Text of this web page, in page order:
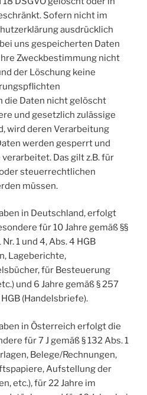
Sofern nicht im
ausdrücklich
uns gespeicherten Daten
Zweckbestimmung nicht
der Löschung keine
die Daten nicht gelöscht
und gesetzlich zulässige
wird deren Verarbeitung
werden gesperrt und
Das gilt z.B. für
steuerrechtlichen
müssen.
in Deutschland, erfolgt
für 10 Jahre gemäß §§
1 und 4, Abs. 4 HGB
Lageberichte,
für Besteuerung
und 6 Jahre gemäß § 257
HGB (Handelsbriefe).
in Österreich erfolgt die
für 7 J gemäß § 132 Abs. 1
Belege/Rechnungen,
Aufstellung der
etc.), für 22 Jahre im